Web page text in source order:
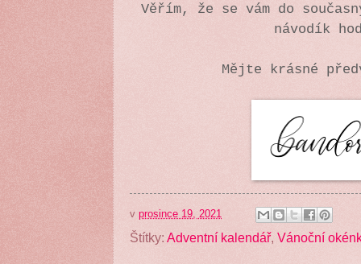
Věřím, že se vám do
návodík
Mějte krásné
v prosince 19, 2021
Štítky: Adventní kalendář, Vánoční